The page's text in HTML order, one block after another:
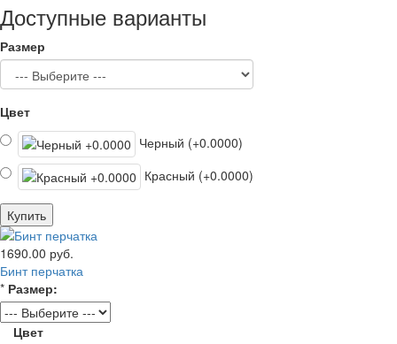
Доступные варианты
Размер
Цвет
Черный (+0.0000)
Красный (+0.0000)
Купить
1690.00 руб.
Бинт перчатка
* Размер:
Цвет